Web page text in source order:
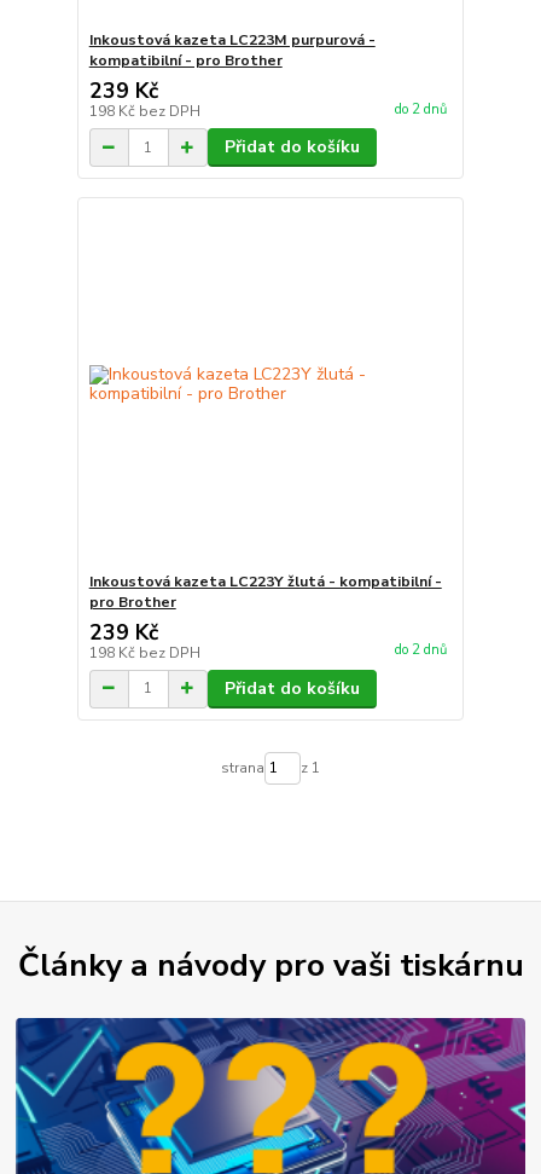
Inkoustová kazeta LC223M purpurová -
kompatibilní - pro Brother
239 Kč
198 Kč bez DPH do 2 dnů
Přidat do košíku
Inkoustová kazeta LC223Y žlutá - kompatibilní -
pro Brother
239 Kč
198 Kč bez DPH do 2 dnů
Přidat do košíku
strana z 1
Články a návody pro vaši tiskárnu